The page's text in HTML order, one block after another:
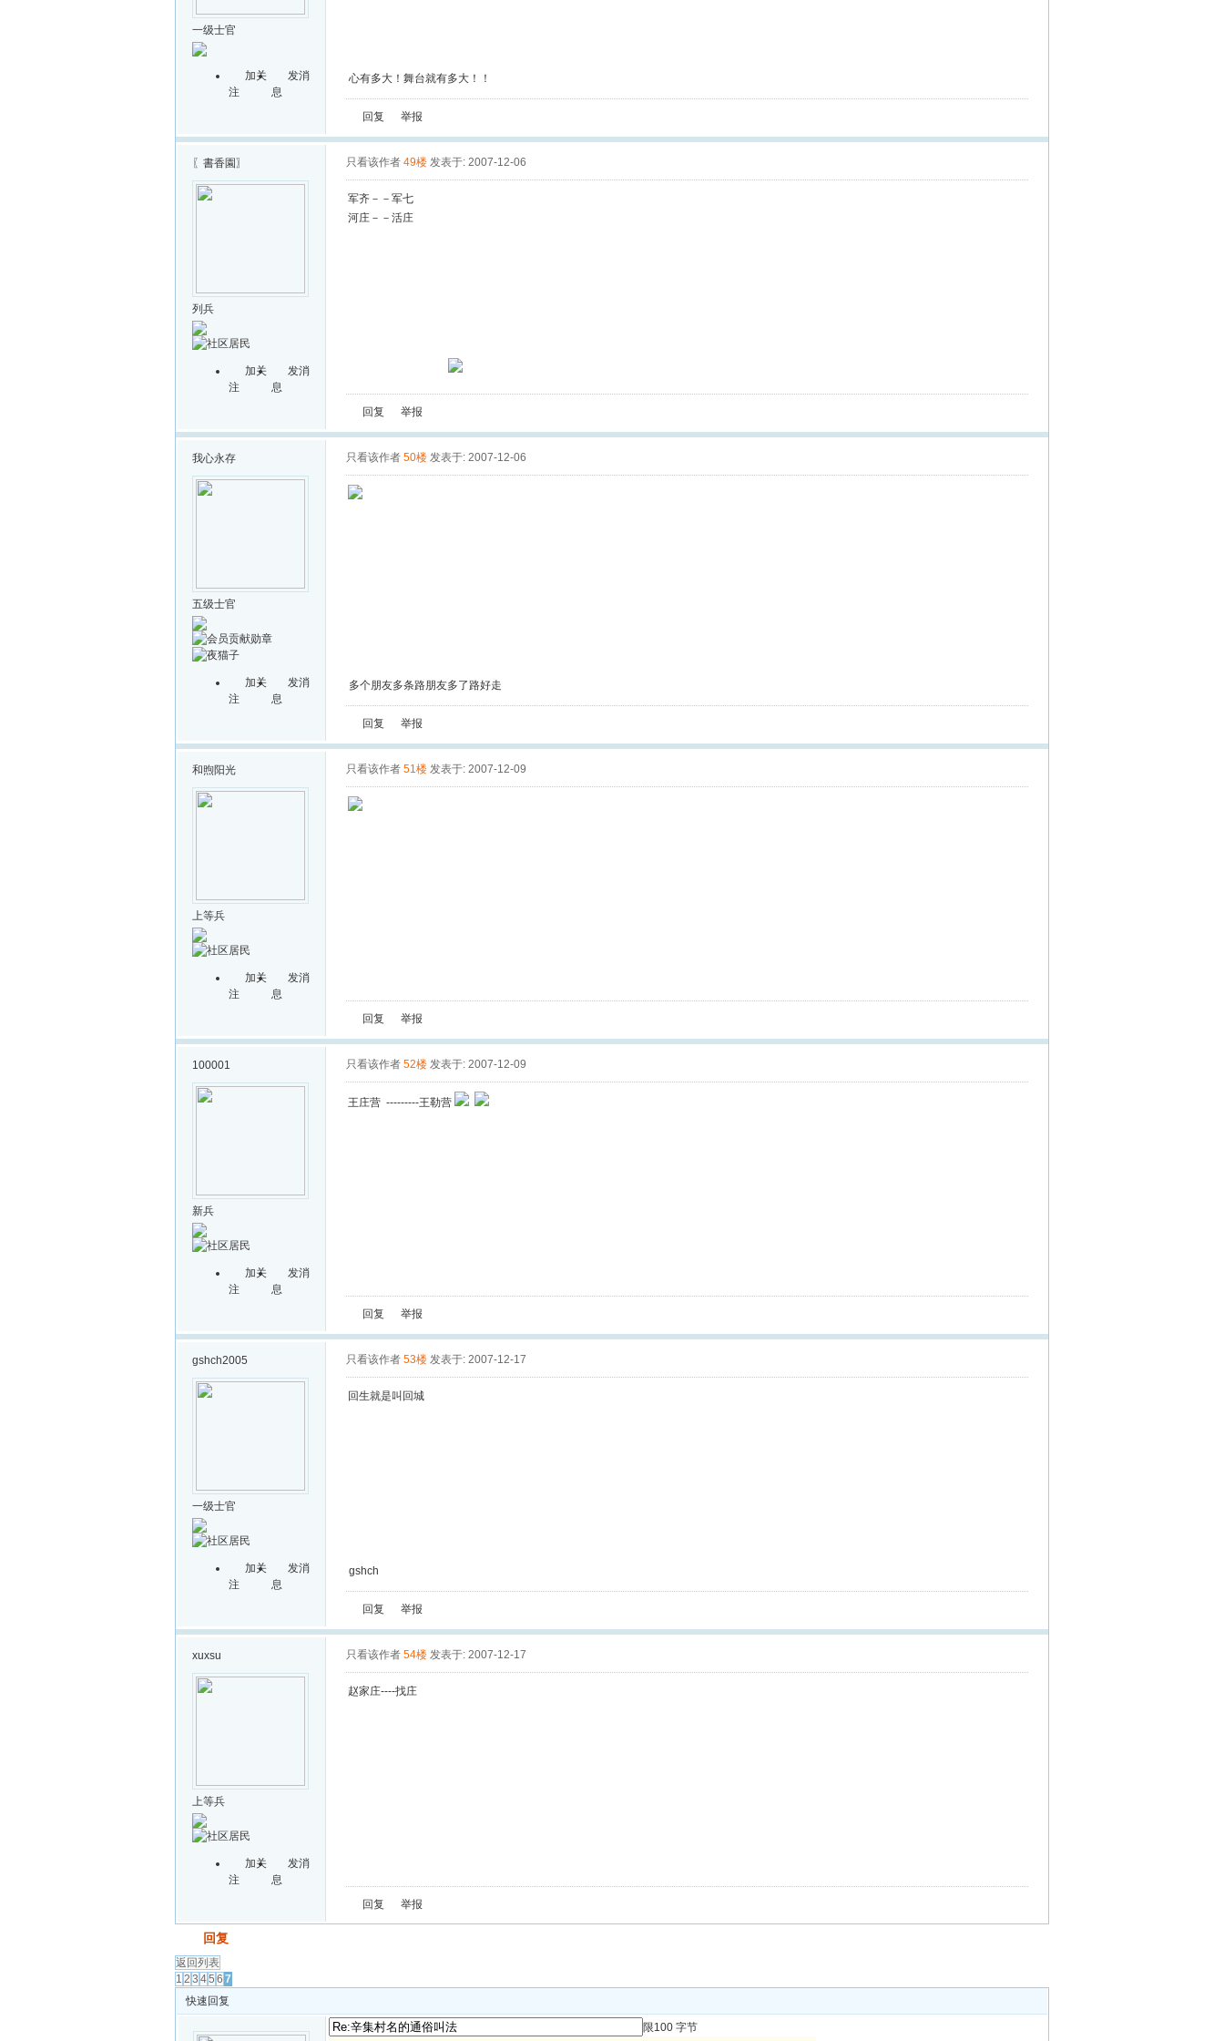
一级士官
加关
注
发消
息
心有多大！舞台就有多大！！
回复 举报
〖書香園〗
列兵
加关
注
发消
息
只看该作者 49楼 发表于: 2007-12-06
军齐－－军七
河庄－－活庄
回复 举报
我心永存
五级士官
加关
注
发消
息
只看该作者 50楼 发表于: 2007-12-06
多个朋友多条路朋友多了路好走
回复 举报
和煦阳光
上等兵
加关
注
发消
息
只看该作者 51楼 发表于: 2007-12-09
回复 举报
100001
新兵
加关
注
发消
息
只看该作者 52楼 发表于: 2007-12-09
王庄营 ---------王勒营
回复 举报
gshch2005
一级士官
加关
注
发消
息
只看该作者 53楼 发表于: 2007-12-17
回生就是叫回城
gshch
回复 举报
xuxsu
上等兵
加关
注
发消
息
只看该作者 54楼 发表于: 2007-12-17
赵家庄----找庄
回复 举报
回复
返回列表
1 2 3 45 6 7
快速回复
限100 字节